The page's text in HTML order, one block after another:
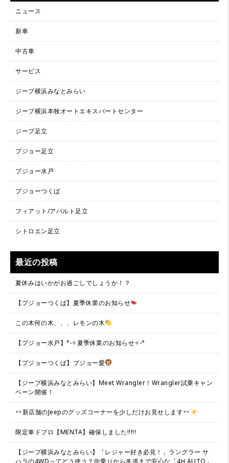
ニュース
新車
中古車
サービス
ジープ横浜みなとみらい
ジープ横浜本牧オートエキスパートセンター
ジープ足立
プジョー足立
プジョー水戸
プジョーつくば
フィアット/アバルト足立
シトロエン足立
最近の投稿
夏休みはいかがお過ごしでしょうか！？
【プジョーつくば】夏季休業のお知らせ
この木何の木、、、レモンの木
【プジョー水戸】°˖✧夏季休業のお知らせ✧˖°
【プジョーつくば】プジョー愛
【ジープ横浜みなとみらい】Meet Wrangler！Wrangler試乗キャン
ペーン開催！
新店舗のJeepのグッズコーナーを少しだけお見せします
限定車ドブロ【MENTA】確保しました!!!!!
【ジープ横浜みなとみらい】「レジャー好き必見！」ラングラー サ
ハラの4WDってどう使う？街乗りから冬道まで安心な「4H AUTO」